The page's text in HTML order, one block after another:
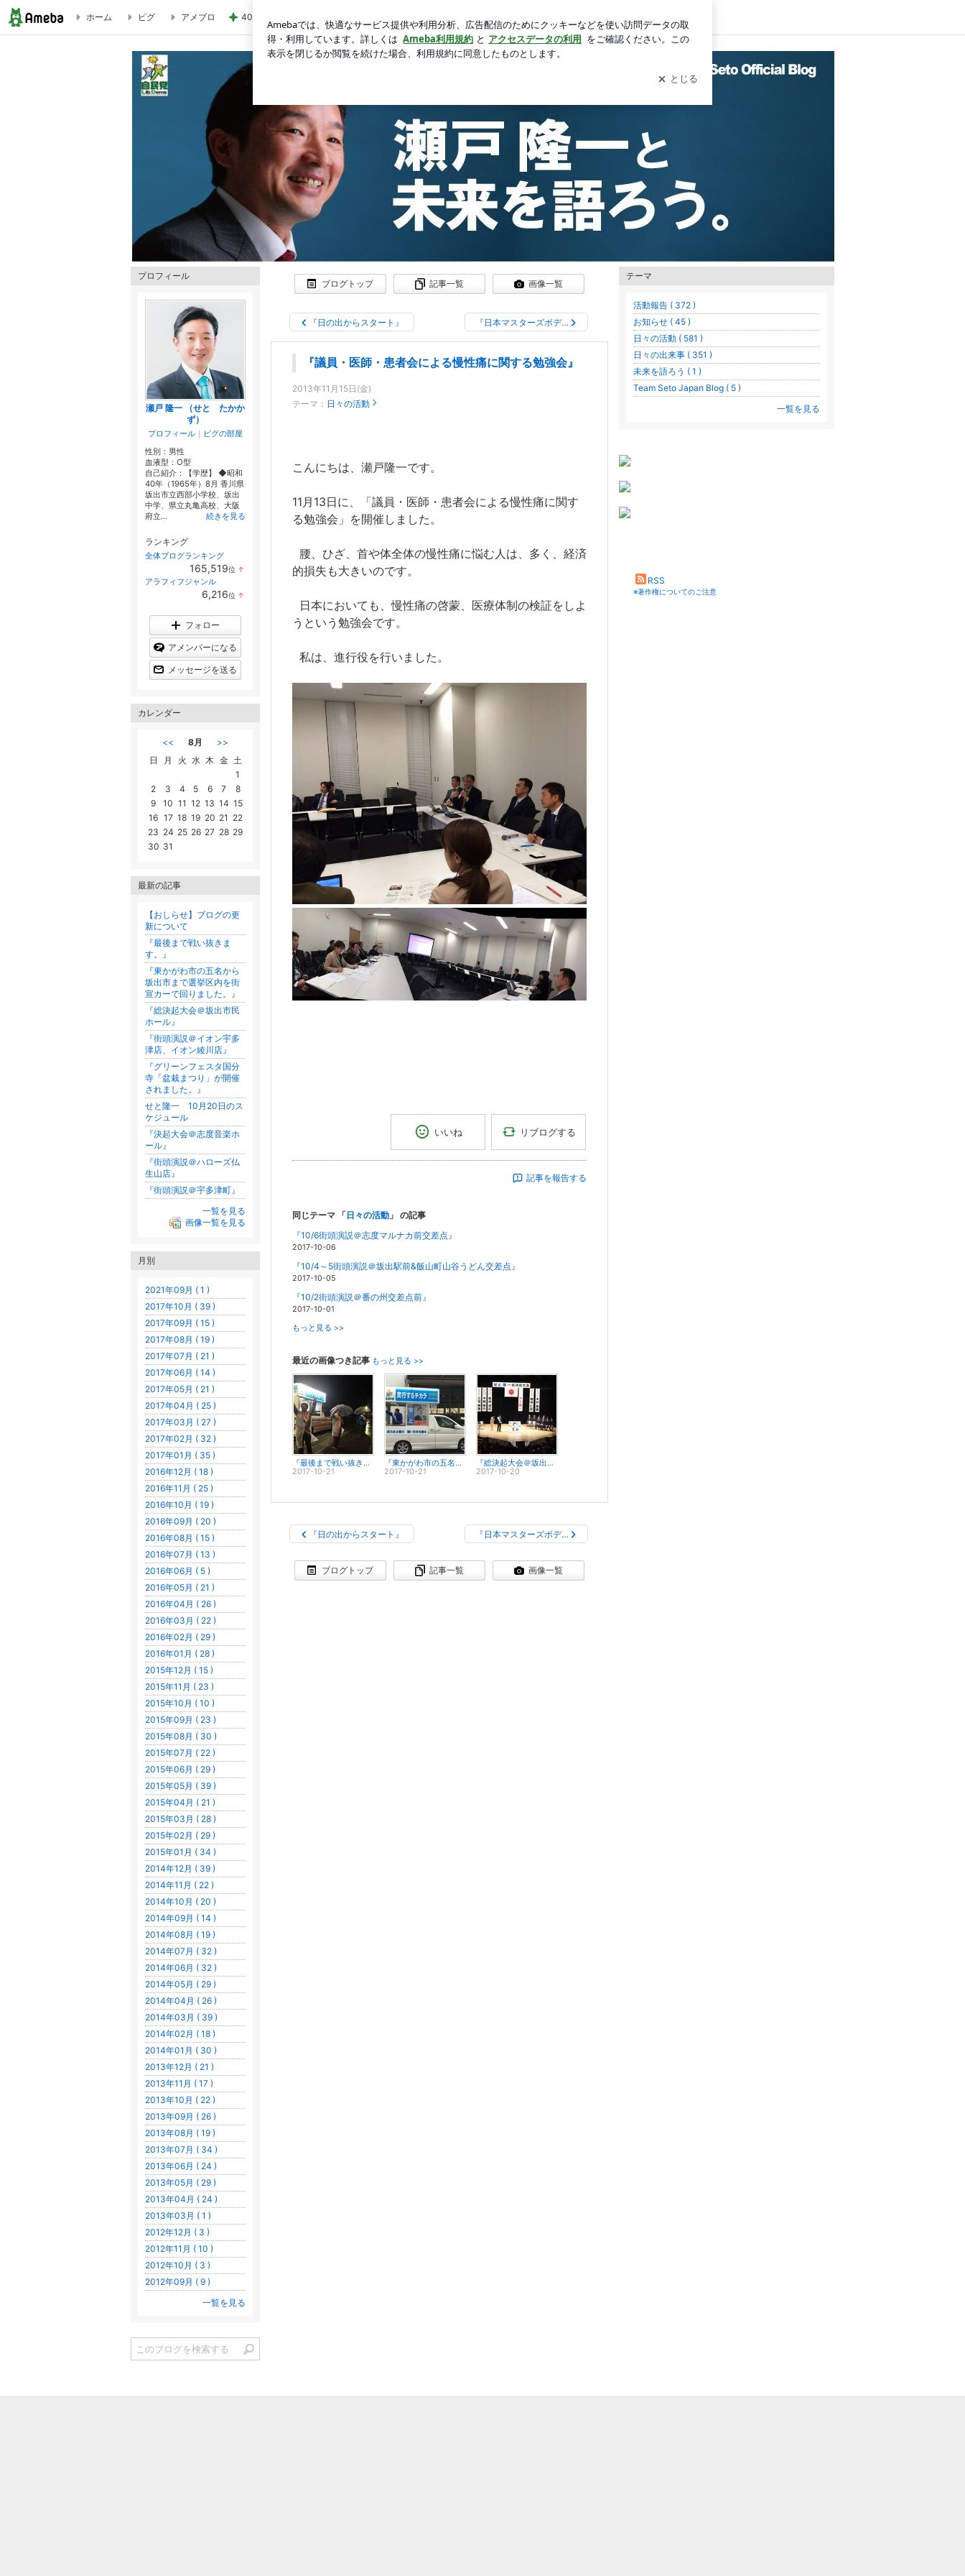
『議員・医師・患者会による慢性痛に関する勉強会』 | 瀬戸隆一オフィシャルブログ『瀬戸隆一と未来を語ろう。』
ホーム ピグ アメブロ 40代の私が7月に買って良かった物 ログイン
ブログトップ 記事一覧 画像一覧
『日の出からスタート』 『日本マスターズボデ…
『議員・医師・患者会による慢性痛に関する勉強会』
2013年11月15日(金)
テーマ： 日々の活動
こんにちは、瀬戸隆一です。
11月13日に、「議員・医師・患者会による慢性痛に関す
る勉強会」を開催しました。
腰、ひざ、首や体全体の慢性痛に悩む人は、多く、経済
的損失も大きいのです。
日本においても、慢性痛の啓蒙、医療体制の検証をしよ
うという勉強会です。
私は、進行役を行いました。
いいね リブログする
記事を報告する
同じテーマ 「日々の活動 」 の記事
『10/6街頭演説＠志度マルナカ前交差点』
2017-10-06
『10/4～5街頭演説＠坂出駅前&飯山町山谷うどん交差点』
2017-10-05
『10/2街頭演説＠番の州交差点前』
2017-10-01
もっと見る >>
最近の画像つき記事 もっと見る >>
『最後まで戦い抜きます。』
2017-10-21
『東かがわ市の五名から坂出市まで選挙区内を街宣カーで回りました。』
2017-10-21
『総決起大会＠坂出市民ホール』
2017-10-20
『日の出からスタート』 『日本マスターズボデ…
ブログトップ 記事一覧 画像一覧
テーマ
活動報告 ( 372 )
お知らせ ( 45 )
日々の活動 ( 581 )
日々の出来事 ( 351 )
未来を語ろう ( 1 )
Team Seto Japan Blog ( 5 )
一覧を見る
RSS
※著作権についてのご注意
プロフィール
瀬戸 隆一 （せと たかか
ず）
プロフィール ｜ ピグの部屋
性別： 男性
血液型： O型
自己紹介：【学歴】 ◆昭和
40年（1965年）8月 香川県
坂出市立西部小学校、坂出
中学、県立丸亀高校、大阪
府立...
続きを見る
ランキング
全体ブログランキング
165,519位 ↑
アラフィフジャンル
6,216位 ↑
フォロー
アメンバーになる
メッセージを送る
カレンダー
<< 8月
>>
日
月 火 水 木 金 土
1
2
3 4 5 6 7
8
9
10 11 12 13 14 15
16 17 18 19 20 21 22
23 24 25 26 27 28 29
30 31
最新の記事
【おしらせ】ブログの更
新について
『最後まで戦い抜きま
す。』
『東かがわ市の五名から
坂出市まで選挙区内を街
宣カーで回りました。』
『総決起大会＠坂出市民
ホール』
『街頭演説＠イオン宇多
津店、イオン綾川店』
『グリーンフェスタ国分
寺「盆栽まつり」が開催
されました。』
せと隆一 10月20日のス
ケジュール
『決起大会＠志度音楽ホ
ール』
『街頭演説＠ハローズ仏
生山店』
『街頭演説＠宇多津町』
一覧を見る
画像一覧を見る
月別
2021年09月 ( 1 )
2017年10月 ( 39 )
2017年09月 ( 15 )
2017年08月 ( 19 )
2017年07月 ( 21 )
2017年06月 ( 14 )
2017年05月 ( 21 )
2017年04月 ( 25 )
2017年03月 ( 27 )
2017年02月 ( 32 )
2017年01月 ( 35 )
2016年12月 ( 18 )
2016年11月 ( 25 )
2016年10月 ( 19 )
2016年09月 ( 20 )
2016年08月 ( 15 )
2016年07月 ( 13 )
2016年06月 ( 5 )
2016年05月 ( 21 )
2016年04月 ( 26 )
2016年03月 ( 22 )
2016年02月 ( 29 )
2016年01月 ( 28 )
2015年12月 ( 15 )
2015年11月 ( 23 )
2015年10月 ( 10 )
2015年09月 ( 23 )
2015年08月 ( 30 )
2015年07月 ( 22 )
2015年06月 ( 29 )
2015年05月 ( 39 )
2015年04月 ( 21 )
2015年03月 ( 28 )
2015年02月 ( 29 )
2015年01月 ( 34 )
2014年12月 ( 39 )
2014年11月 ( 22 )
2014年10月 ( 20 )
2014年09月 ( 14 )
2014年08月 ( 19 )
2014年07月 ( 32 )
2014年06月 ( 32 )
2014年05月 ( 29 )
2014年04月 ( 26 )
2014年03月 ( 39 )
2014年02月 ( 18 )
2014年01月 ( 30 )
2013年12月 ( 21 )
2013年11月 ( 17 )
2013年10月 ( 22 )
2013年09月 ( 26 )
2013年08月 ( 19 )
2013年07月 ( 34 )
2013年06月 ( 24 )
2013年05月 ( 29 )
2013年04月 ( 24 )
2013年03月 ( 1 )
2012年12月 ( 3 )
2012年11月 ( 10 )
2012年10月 ( 3 )
2012年09月 ( 9 )
一覧を見る